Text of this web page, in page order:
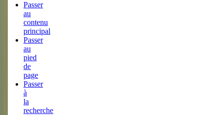
Passer
au
contenu
principal
Passer
au
pied
de
page
Passer
à
la
recherche